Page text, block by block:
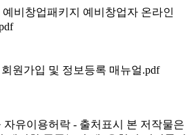
예비창업패키지 예비창업자 온라인
회원가입 및 정보등록 매뉴얼.pdf
본 저작물은